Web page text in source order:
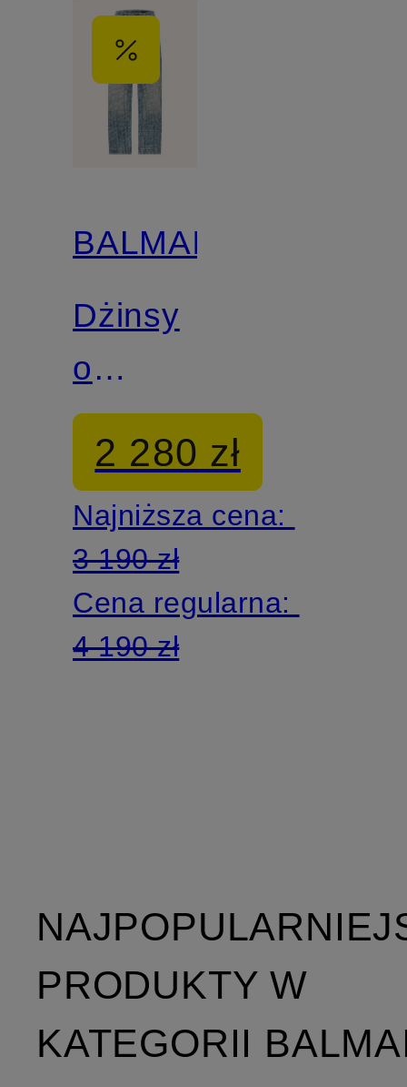
BALMAIN
Dżinsy
o
luźnym
kroju
2 280 zł
Najniższa cena:
3 190 zł
Cena regularna:
4 190 zł
PRODUKTY W
KATEGORII